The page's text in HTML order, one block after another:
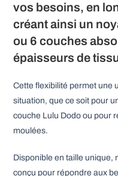
vos besoins, en
créant ainsi un
ou 6 couches
épaisseurs de
Cette flexibilité permet une
situation, que ce soit pour
couche Lulu Dodo ou pour
moulées.
Disponible en taille unique,
conçu pour répondre aux